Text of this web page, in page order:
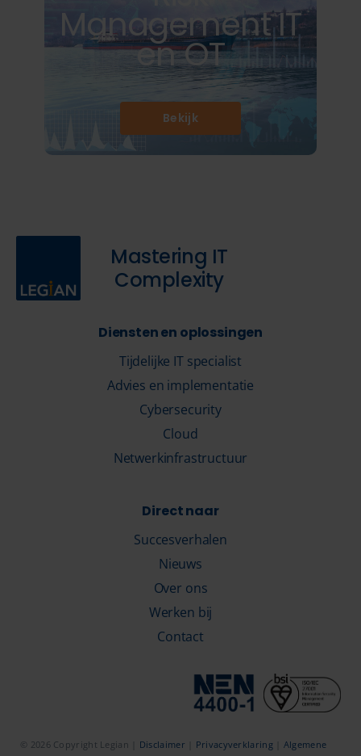
Management IT
en OT
Bekijk
Mastering IT
Complexity
Diensten en oplossingen
Tijdelijke IT specialist
Advies en implementatie
Cybersecurity
Cloud
Netwerkinfrastructuur
Direct naar
Succesverhalen
Nieuws
Over ons
Werken bij
Contact
© 2026 Copyright Legian | Disclaimer Privacyverklaring| Algemene